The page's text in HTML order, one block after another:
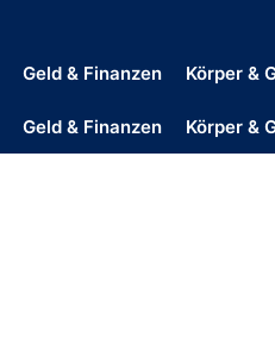
Geld & Finanzen Körper &
Geld & Finanzen Körper &